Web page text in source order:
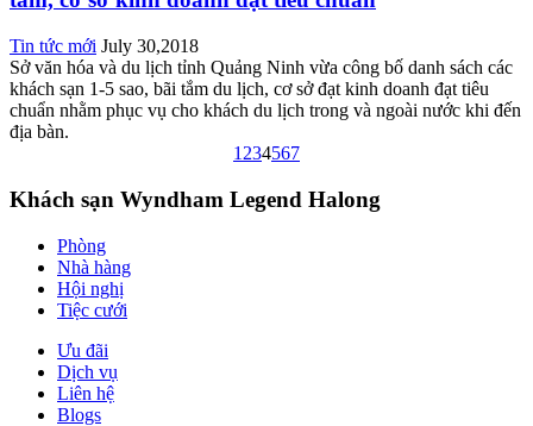
Tin tức mới July 30,2018
Sở văn hóa và du lịch tỉnh Quảng Ninh vừa công bố danh sách các
khách sạn 1-5 sao, bãi tắm du lịch, cơ sở đạt kinh doanh đạt tiêu
chuẩn nhằm phục vụ cho khách du lịch trong và ngoài nước khi đến
địa bàn.
1 234567
Khách sạn Wyndham Legend Halong
Phòng
Nhà hàng
Hội nghị
Tiệc cưới
Ưu đãi
Dịch vụ
Liên hệ
Blogs